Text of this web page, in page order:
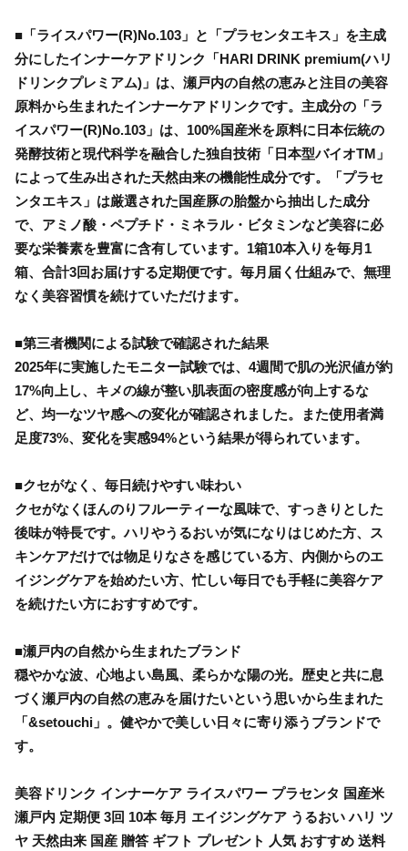
■「ライスパワー(R)No.103」と「プラセンタエキス」を主成
分にしたインナーケアドリンク「HARI DRINK premium(ハリ
ドリンクプレミアム)」は、瀬戸内の自然の恵みと注目の美容
原料から生まれたインナーケアドリンクです。主成分の「ラ
イスパワー(R)No.103」は、100%国産米を原料に日本伝統の
発酵技術と現代科学を融合した独自技術「日本型バイオTM」
によって生み出された天然由来の機能性成分です。「プラセ
ンタエキス」は厳選された国産豚の胎盤から抽出した成分
で、アミノ酸・ペプチド・ミネラル・ビタミンなど美容に必
要な栄養素を豊富に含有しています。1箱10本入りを毎月1
箱、合計3回お届けする定期便です。毎月届く仕組みで、無理
なく美容習慣を続けていただけます。
■第三者機関による試験で確認された結果
2025年に実施したモニター試験では、4週間で肌の光沢値が約
17%向上し、キメの線が整い肌表面の密度感が向上するな
ど、均一なツヤ感への変化が確認されました。また使用者満
足度73%、変化を実感94%という結果が得られています。
■クセがなく、毎日続けやすい味わい
クセがなくほんのりフルーティーな風味で、すっきりとした
後味が特長です。ハリやうるおいが気になりはじめた方、ス
キンケアだけでは物足りなさを感じている方、内側からのエ
イジングケアを始めたい方、忙しい毎日でも手軽に美容ケア
を続けたい方におすすめです。
■瀬戸内の自然から生まれたブランド
穏やかな波、心地よい島風、柔らかな陽の光。歴史と共に息
づく瀬戸内の自然の恵みを届けたいという思いから生まれた
「&setouchi」。健やかで美しい日々に寄り添うブランドで
す。
美容ドリンク インナーケア ライスパワー プラセンタ 国産米
瀬戸内 定期便 3回 10本 毎月 エイジングケア うるおい ハリ ツ
ヤ 天然由来 国産 贈答 ギフト プレゼント 人気 おすすめ 送料